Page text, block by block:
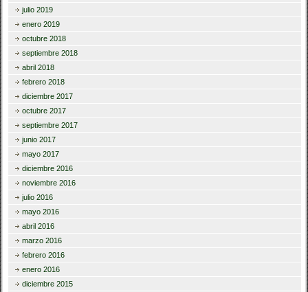
julio 2019
enero 2019
octubre 2018
septiembre 2018
abril 2018
febrero 2018
diciembre 2017
octubre 2017
septiembre 2017
junio 2017
mayo 2017
diciembre 2016
noviembre 2016
julio 2016
mayo 2016
abril 2016
marzo 2016
febrero 2016
enero 2016
diciembre 2015